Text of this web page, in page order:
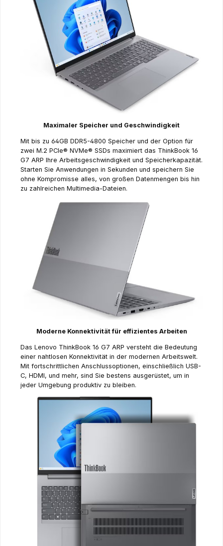
Maximaler Speicher und Geschwindigkeit
Mit bis zu 64GB DDR5-4800 Speicher und der Option für
zwei M.2 PCIe® NVMe® SSDs maximiert das ThinkBook 16
G7 ARP Ihre Arbeitsgeschwindigkeit und Speicherkapazität.
Starten Sie Anwendungen in Sekunden und speichern Sie
ohne Kompromisse alles, von großen Datenmengen bis hin
zu zahlreichen Multimedia-Dateien.
Moderne Konnektivität für effizientes Arbeiten
Das Lenovo ThinkBook 16 G7 ARP versteht die Bedeutung
einer nahtlosen Konnektivität in der modernen Arbeitswelt.
Mit fortschrittlichen Anschlussoptionen, einschließlich USB-
C, HDMI, und mehr, sind Sie bestens ausgerüstet, um in
jeder Umgebung produktiv zu bleiben.